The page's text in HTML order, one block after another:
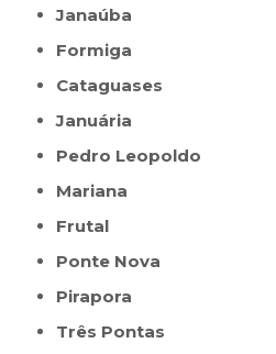
Janaúba
Formiga
Cataguases
Januária
Pedro Leopoldo
Mariana
Frutal
Ponte Nova
Pirapora
Três Pontas